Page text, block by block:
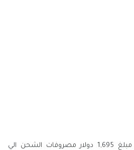
يشمل سعر نيسان 2023 مبلغ 1,695 دولار مصروفات الشحن الي